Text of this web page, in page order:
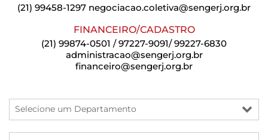
(21) 99458-1297 negociacao.coletiva@sengerj.org.br
FINANCEIRO/CADASTRO
(21) 99874-0501 / 97227-9091/ 99227-6830
administracao@sengerj.org.br
financeiro@sengerj.org.br